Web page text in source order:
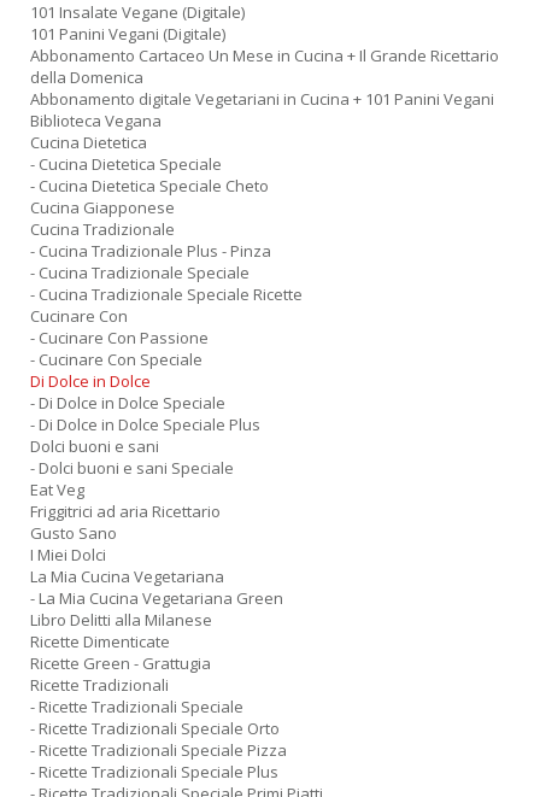
101 Insalate Vegane (Digitale)
101 Panini Vegani (Digitale)
Abbonamento Cartaceo Un Mese in Cucina + Il Grande Ricettario
della Domenica
Abbonamento digitale Vegetariani in Cucina + 101 Panini Vegani
Biblioteca Vegana
Cucina Dietetica
- Cucina Dietetica Speciale
- Cucina Dietetica Speciale Cheto
Cucina Giapponese
Cucina Tradizionale
- Cucina Tradizionale Plus - Pinza
- Cucina Tradizionale Speciale
- Cucina Tradizionale Speciale Ricette
Cucinare Con
- Cucinare Con Passione
- Cucinare Con Speciale
Di Dolce in Dolce
- Di Dolce in Dolce Speciale
- Di Dolce in Dolce Speciale Plus
Dolci buoni e sani
- Dolci buoni e sani Speciale
Eat Veg
Friggitrici ad aria Ricettario
Gusto Sano
I Miei Dolci
La Mia Cucina Vegetariana
- La Mia Cucina Vegetariana Green
Libro Delitti alla Milanese
Ricette Dimenticate
Ricette Green - Grattugia
Ricette Tradizionali
- Ricette Tradizionali Speciale
- Ricette Tradizionali Speciale Orto
- Ricette Tradizionali Speciale Pizza
- Ricette Tradizionali Speciale Plus